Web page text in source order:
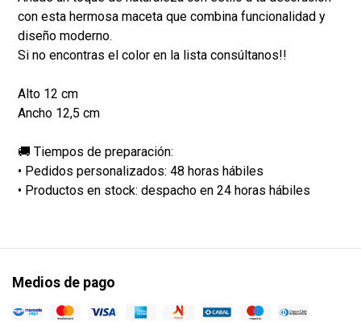
con esta hermosa maceta que combina funcionalidad y
diseño moderno.
Si no encontras el color en la lista consúltanos!!
Alto 12 cm
Ancho 12,5 cm
🚚 Tiempos de preparación:
• Pedidos personalizados: 48 horas hábiles
• Productos en stock: despacho en 24 horas hábiles
Medios de pago